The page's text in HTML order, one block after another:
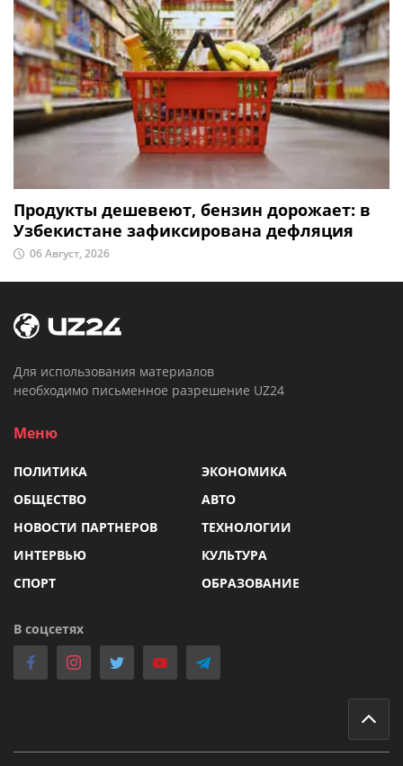
Продукты дешевеют, бензин дорожает: в
Узбекистане зафиксирована дефляция
06 Август, 2026
Для использования материалов
необходимо письменное разрешение UZ24
Меню
ПОЛИТИКА
ЭКОНОМИКА
ОБЩЕСТВО
АВТО
НОВОСТИ ПАРТНЕРОВ
ТЕХНОЛОГИИ
ИНТЕРВЬЮ
КУЛЬТУРА
СПОРТ
ОБРАЗОВАНИЕ
В соцсетях